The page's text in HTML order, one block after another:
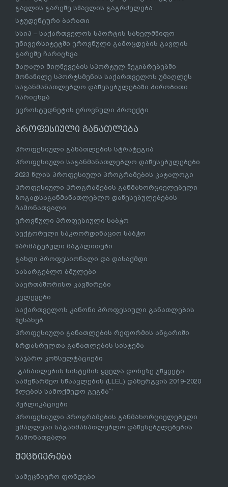
გავლის გარეშე სწავლის გაგრძელება
სტუდენტური ბარათი
სსიპ – საქართველოს სპორტის სახელმწიფო
უნივერსიტეტში ეროვნული გამოცდების გავლის
გარეშე ჩარიცხვა
მაღალი მიღწევების სპორტულ შეჯიბრებებში
მონაწილე სპორტსმენის საქართველოს უმაღლეს
საგანმანათლებლო დაწესებულებაში პირობითი
ჩარიცხვა
ევროსტუდნეტის ეროვნული პროექტი
პროფესიული განათლება
პროფესიული განათლების სტრატეგია
პროფესიული საგანმანათლებლო დაწესებულებები
2023 წლის პროფესიული პროგრამების კატალოგი
პროფესიული პროგრამების განმახორციელებელი
ზოგადსაგანმანათლებლო დაწესებულებების
ჩამონათვალი
ეროვნული პროფესიული საბჭო
სექტორული საკოორდინაციო საბჭო
წარმატებული მაგალითები
გახდი პროფესიონალი და დასაქმდი
სასარგებლო ბმულები
საერთაშორისო კავშირები
კვლევები
საქართველოს კანონი პროფესიული განათლების
შესახებ
პროფესიული განათლების რეფორმის ანგარიში
ზრდასრულთა განათლების სისტემა
საჯარო კონსულტაციები
„განათლების სისტემის ყველა დონეზე უწყვეტი
სამეწარმეო სწაავლების (LLEL) დანერგვის 2019-2020
წლების სამოქმედო გეგმა“’
პუბლიკაციები
პროფესიული პროგრამების განმახორციელებელი
უმაღლესი საგანმანათლებლო დაწესებულებების
ჩამონათვალი
მეცნიერება
სამეცნიერო ფონდები